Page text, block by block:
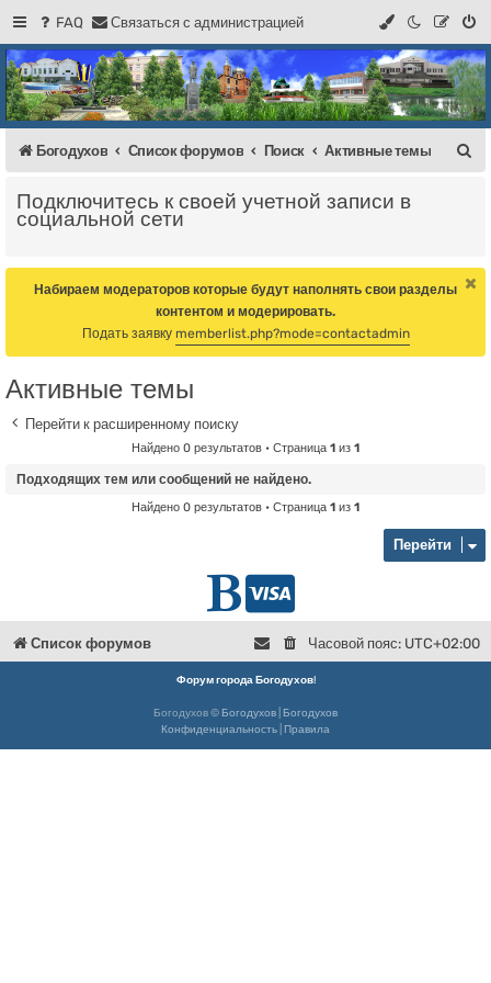
FAQ Связаться с администрацией
Регистрация
Форум Богодухова
Богодухов
Богодухов Список форумов Поиск Активные темы
к
Подключитесь к своей учетной записи в
социальной сети
Набираем модераторов которые будут наполнять свои разделы
контентом и модерировать.
Подать заявку memberlist.php?mode=contactadmin
Активные темы
Перейти к расширенному поиску
Найдено 0 результатов • Страница 1 из 1
Подходящих тем или сообщений не найдено.
Найдено 0 результатов • Страница 1 из 1
Перейти
Г
в
н
D
o
n
a
Список форумов Часовой пояс: UTC+02:00
Форум города Богодухов!
Богодухов © Богодухов Богодухов
Конфиденциальность Правила